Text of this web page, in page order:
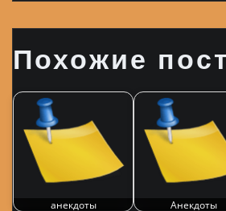
Похожие
анекдоты Анекдоты